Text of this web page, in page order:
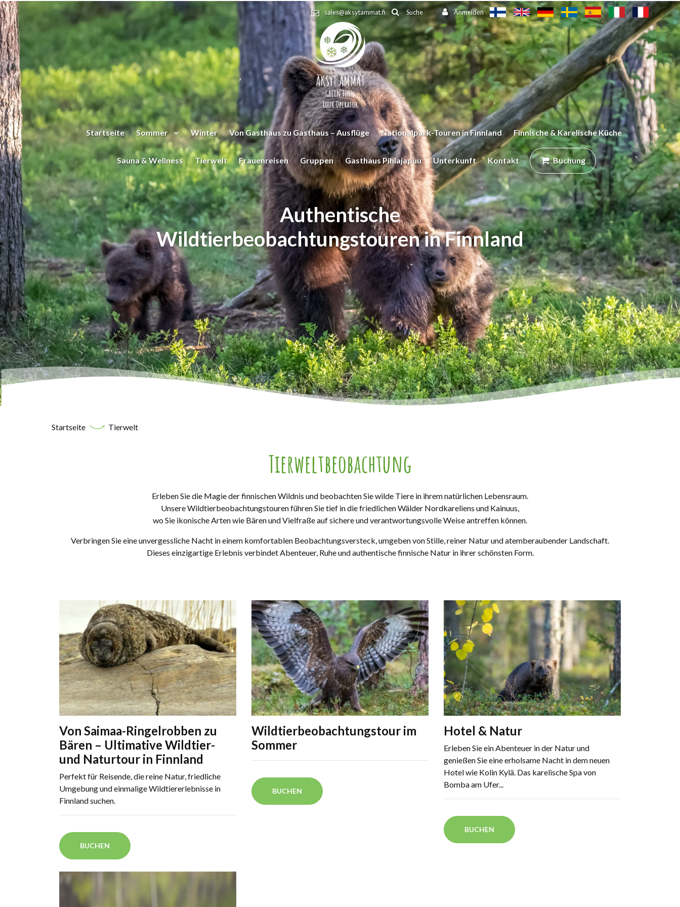
Zum Hauptinhalt springen
sales@aksytammat.fi Suche Anmelden
Startseite Sommer Winter Von Gasthaus zu Gasthaus – Ausflüge Nationalpark-Touren in Finnland Finnische & Karelische Küche
Sauna & Wellness Tierwelt Frauenreisen Gruppen Gasthaus Pihlajapuu Unterkunft Kontakt Buchung
Authentische
Wildtierbeobachtungstouren in Finnland
Startseite Tierwelt
Tierweltbeobachtung
Erleben Sie die Magie der finnischen Wildnis und beobachten Sie wilde Tiere in ihrem natürlichen Lebensraum.
Unsere Wildtierbeobachtungstouren führen Sie tief in die friedlichen Wälder Nordkareliens und Kainuus,
wo Sie ikonische Arten wie Bären und Vielfraße auf sichere und verantwortungsvolle Weise antreffen können.
Verbringen Sie eine unvergessliche Nacht in einem komfortablen Beobachtungsversteck, umgeben von Stille, reiner Natur und atemberaubender Landschaft.
Dieses einzigartige Erlebnis verbindet Abenteuer, Ruhe und authentische finnische Natur in ihrer schönsten Form.
Von Saimaa-Ringelrobben zu
Bären – Ultimative Wildtier-
und Naturtour in Finnland
Perfekt für Reisende, die reine Natur, friedliche
Umgebung und einmalige Wildtiererlebnisse in
Finnland suchen.
BUCHEN
Wildtierbeobachtungstour im
Sommer
BUCHEN
Hotel & Natur
Erleben Sie ein Abenteuer in der Natur und
genießen Sie eine erholsame Nacht in dem neuen
Hotel wie Kolin Kylä. Das karelische Spa von
Bomba am Ufer...
BUCHEN